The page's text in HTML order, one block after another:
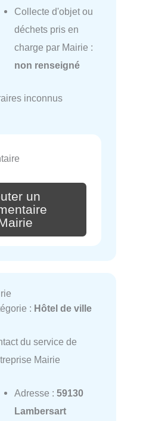
Collecte d'objet ou
déchets pris en
charge par Mairie :
non renseigné
inconnus
un
: Hôtel de ville
du service de
Mairie
Adresse : 59130
Lambersart